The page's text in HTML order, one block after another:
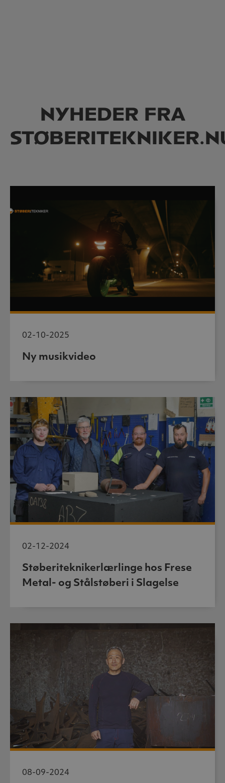
NYHEDER FRA
02-10-2025
Ny musikvideo
02-12-2024
Støberiteknikerlærlinge hos Frese
Metal- og Stålstøberi i Slagelse
08-09-2024